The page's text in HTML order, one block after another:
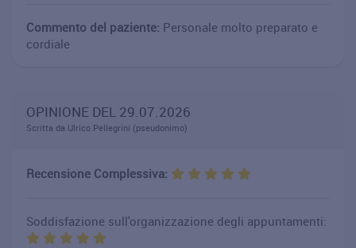
Commento del paziente: Personale molto preparato e
cordiale
OPINIONE DEL 29.07.2026
Scritta da Ulrico Pellegrini (pseudonimo)
Recensione Complessiva:
Soddisfazione sull'organizzazione degli appuntamenti: